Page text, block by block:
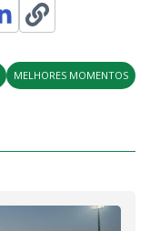
MELHORES MOMENTOS